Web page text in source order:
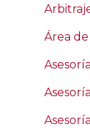
Área
Asesoría